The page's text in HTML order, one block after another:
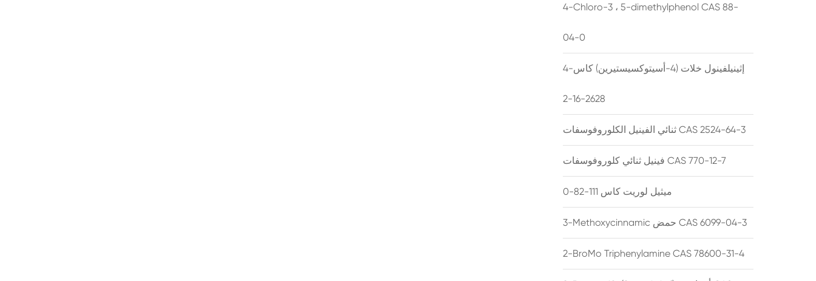
4-Chloro-3 ، 5-dimethylphenol CAS 88-
04-0
4-إثينيلفينول خلات (4-أسيتوكسيستيرين) كاس
2628-16-2
ثنائي الفينيل الكلوروفوسفات CAS 2524-64-3
فينيل ثنائي كلوروفوسفات CAS 770-12-7
ميثيل لوريت كاس 111-82-0
3-Methoxycinnamic حمض CAS 6099-04-3
2-BroMo Triphenylamine CAS 78600-31-4